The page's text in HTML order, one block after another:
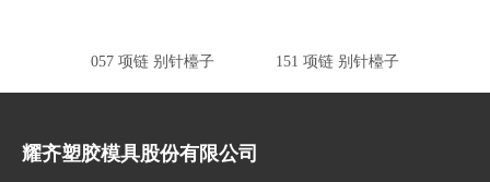
057 项链 别针檯子 151 项链 别针檯子
耀齐塑胶模具股份有限公司